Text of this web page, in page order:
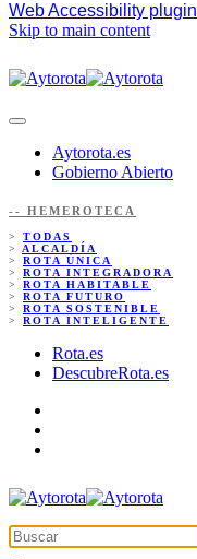
Web Accessibility plugin
Skip to main content
Aytorota.es
Gobierno Abierto
-- HEMEROTECA
> TODAS
> ALCALDÍA
> ROTA ÚNICA
> ROTA INTEGRADORA
> ROTA HABITABLE
> ROTA FUTURO
> ROTA SOSTENIBLE
> ROTA INTELIGENTE
Rota.es
DescubreRota.es